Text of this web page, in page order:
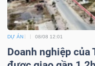
DỰ ÁN 08/08 12:01
Doanh nghiệp của
khoán
(-)